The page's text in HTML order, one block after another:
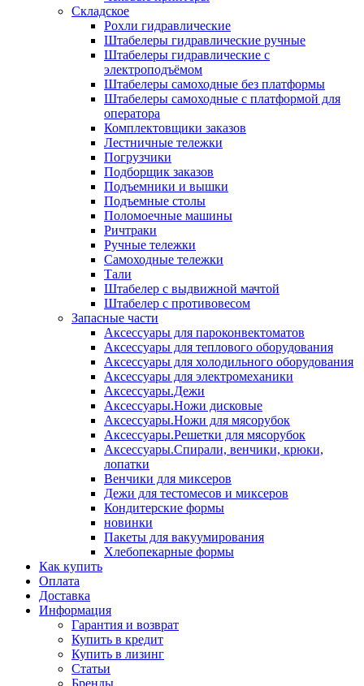
Складское
Рохли гидравлические
Штабелеры гидравлические ручные
Штабелеры гидравлические с
электроподъёмом
Штабелеры самоходные без платформы
Штабелеры самоходные с платформой для
оператора
Комплектовщики заказов
Лестничные тележки
Погрузчики
Подборщик заказов
Подъемники и вышки
Подъемные столы
Поломоечные машины
Ричтраки
Ручные тележки
Самоходные тележки
Тали
Штабелер с выдвижной мачтой
Штабелер с противовесом
Запасные части
Аксессуары для пароконвектоматов
Аксессуары для теплового оборудования
Аксессуары для холодильного оборудования
Аксессуары для электромеханики
Аксессуары.Дежи
Аксессуары.Ножи дисковые
Аксессуары.Ножи для мясорубок
Аксессуары.Решетки для мясорубок
Аксессуары.Спирали, венчики, крюки,
лопатки
Венчики для миксеров
Дежи для тестомесов и миксеров
Кондитерские формы
новинки
Пакеты для вакуумирования
Хлебопекарные формы
Как купить
Оплата
Доставка
Информация
Гарантия и возврат
Купить в кредит
Купить в лизинг
Статьи
Бренды